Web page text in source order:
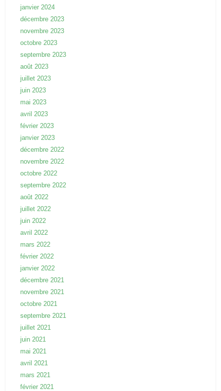
janvier 2024
décembre 2023
novembre 2023
octobre 2023
septembre 2023
août 2023
juillet 2023
juin 2023
mai 2023
avril 2023
février 2023
janvier 2023
décembre 2022
novembre 2022
octobre 2022
septembre 2022
août 2022
juillet 2022
juin 2022
avril 2022
mars 2022
février 2022
janvier 2022
décembre 2021
novembre 2021
octobre 2021
septembre 2021
juillet 2021
juin 2021
mai 2021
avril 2021
mars 2021
février 2021